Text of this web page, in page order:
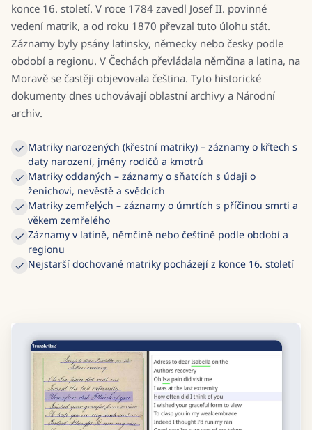
konce 16. století. V roce 1784 zavedl Josef II. povinné
vedení matrik, a od roku 1870 převzal tuto úlohu stát.
Záznamy byly psány latinsky, německy nebo česky podle
období a regionu. V Čechách převládala němčina a latina, na
Moravě se častěji objevovala čeština. Tyto historické
dokumenty dnes uchovávají oblastní archivy a Národní
archiv.
Matriky narozených (křestní matriky) – záznamy o křtech s
daty narození, jmény rodičů a kmotrů
Matriky oddaných – záznamy o sňatcích s údaji o
ženichovi, nevěstě a svědcích
Matriky zemřelých – záznamy o úmrtích s příčinou smrti a
věkem zemřelého
Záznamy v latině, němčině nebo češtině podle období a
regionu
Nejstarší dochované matriky pocházejí z konce 16. století